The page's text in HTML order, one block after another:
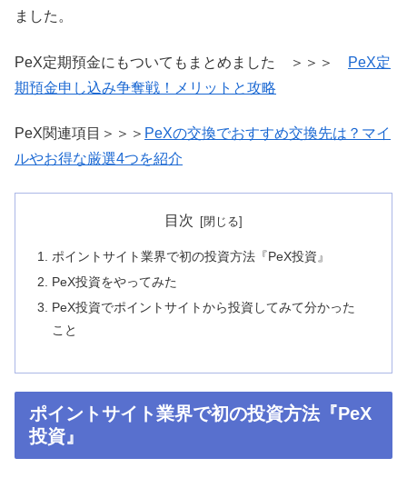
ました。
PeX定期預金にもついてもまとめました ＞＞＞
PeX定
期預金申し込み争奪戦！メリットと攻略
PeX関連項目＞＞＞ PeXの交換でおすすめ交換先は？マイ
ルやお得な厳選4つを紹介
目次
ポイントサイト業界で初の投資方法『PeX投資』
PeX投資をやってみた
PeX投資でポイントサイトから投資してみて分かった
こと
ポイントサイト業界で初の投資方法『PeX
投資』